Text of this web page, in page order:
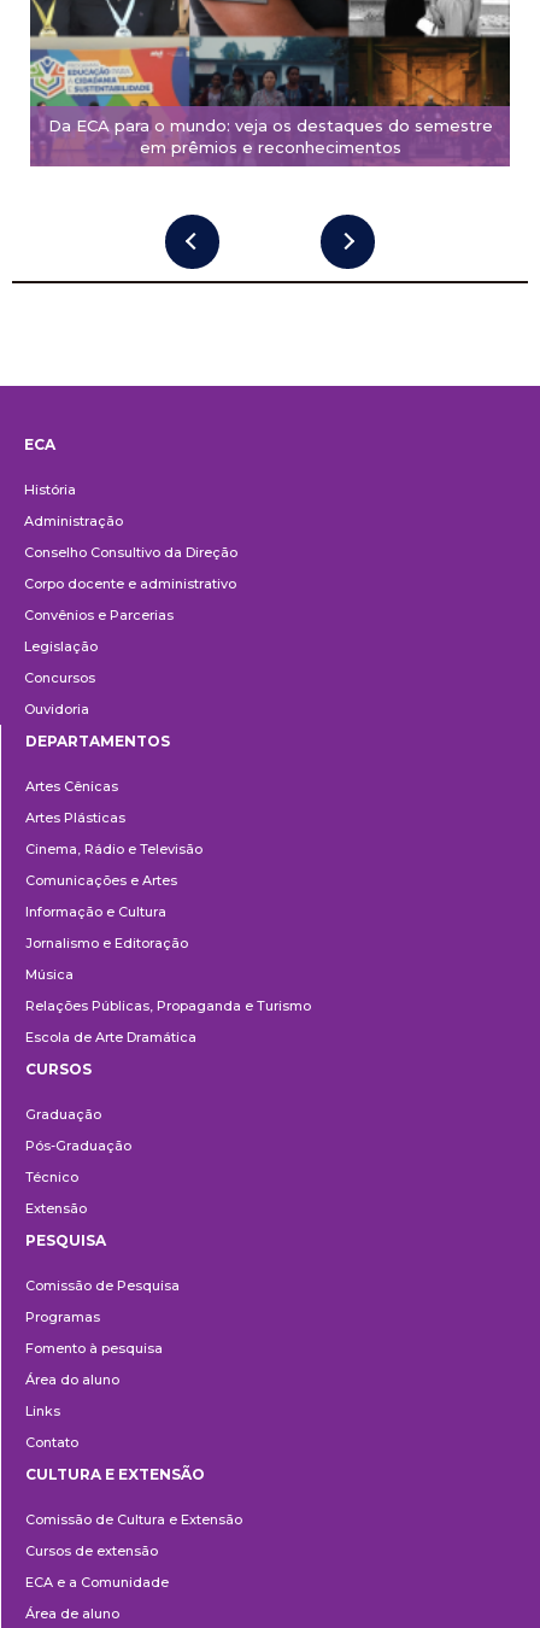
Da ECA para o mundo: veja os destaques do semestre
em prêmios e reconhecimentos
ECA
História
Administração
Conselho Consultivo da Direção
Corpo docente e administrativo
Convênios e Parcerias
Legislação
Concursos
Ouvidoria
DEPARTAMENTOS
Artes Cênicas
Artes Plásticas
Cinema, Rádio e Televisão
Comunicações e Artes
Informação e Cultura
Jornalismo e Editoração
Música
Relações Públicas, Propaganda e Turismo
Escola de Arte Dramática
CURSOS
Graduação
Pós-Graduação
Técnico
Extensão
PESQUISA
Comissão de Pesquisa
Programas
Fomento à pesquisa
Área do aluno
Links
Contato
e
Extensão
CULTURA E EXTENSÃO
Comissão de Cultura e Extensão
Cursos de extensão
ECA e a Comunidade
Área de aluno